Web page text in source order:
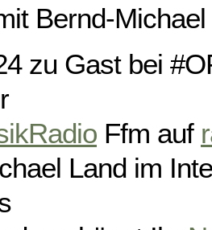
Bernd-
zu Gast bei
Ffm auf
Land im